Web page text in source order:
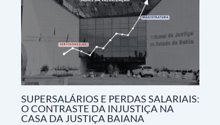
SUPERSALÁRIOS E PERDAS SALARIAIS:
O CONTRASTE DA INJUSTIÇA NA
CASA DA JUSTIÇA BAIANA